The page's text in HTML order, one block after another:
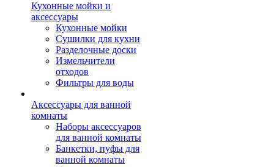
Кухонные мойки и
аксессуары
Кухонные мойки
Сушилки для кухни
Разделочные доски
Измельчители
отходов
Фильтры для воды
Аксессуары для ванной
комнаты
Наборы аксессуаров
для ванной комнаты
Банкетки, пуфы для
ванной комнаты